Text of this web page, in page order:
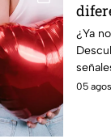
¿Ya
05